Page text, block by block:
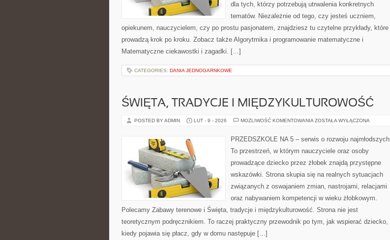
dla tych, którzy potrzebują utrwalenia konkretnych
tematów. Niezależnie od tego, czy jesteś uczniem,
opiekunem, nauczycielem, czy po prostu pasjonatem, znajdziesz tu czytelne przykłady, które
prowadzą krok po kroku. Zobacz także Algorytmika i programowanie matematyczne i
Matematyczne ciekawostki i zagadki. […]
CATEGORIES: DANIA JEDNOGARNKOWE
ŚWIĘTA, TRADYCJE I MIĘDZYKULTUROWOŚĆ
POSTED BY ADMIN LUT - 9 - 2026 MOŻLIWOŚĆ KOMENTOWANIA ŚWIĘTA,
MIĘDZYKULTUROWOŚĆ
ZOSTAŁA WYŁĄCZONA
PRZEDSZKOLE NA 5 – serwis o rozwoju najmłodszych
To przestrzeń, w którym nauczyciele oraz osoby
prowadzące dziecko przez żłobek znajdą przystępne
wskazówki. Strona skupia się na realnych sytuacjach
związanych z oswajaniem zmian, nastrojami, relacjami
oraz nabywaniem kompetencji w wieku żłobkowym.
Polecamy Zabawy terenowe i Święta, tradycje i międzykulturowość. Strona nie jest
teoretycznym podręcznikiem. To raczej praktyczny przewodnik po tym, jak wspierać dziecko,
kiedy pojawia się płacz, gdy w domu następuje […]